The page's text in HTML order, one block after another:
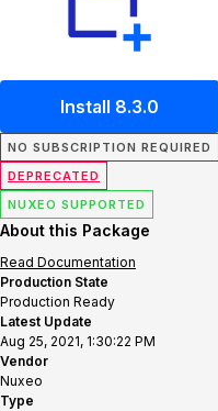
Install 8.3.0
NO SUBSCRIPTION REQUIRED
DEPRECATED
NUXEO SUPPORTED
About this Package
Read Documentation
Production State
Production Ready
Latest Update
Aug 25, 2021, 1:30:22 PM
Vendor
Nuxeo
Type